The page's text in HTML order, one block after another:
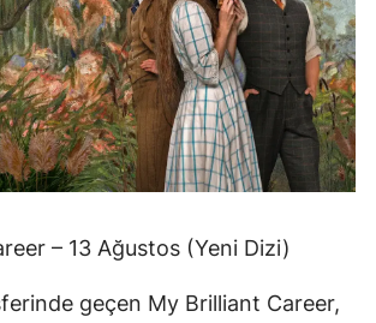
– 13 Ağustos (Yeni Dizi)
geçen My Brilliant Career,